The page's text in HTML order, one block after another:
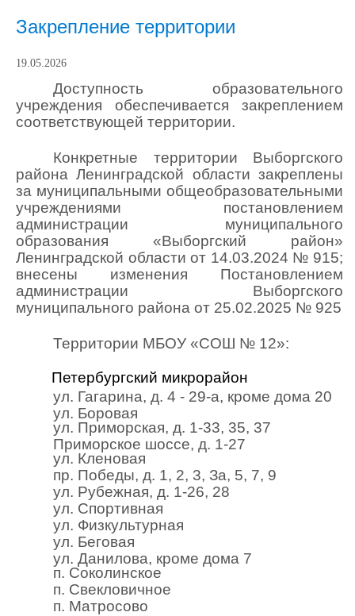
Закрепление территории
19.05.2026
Доступность образовательного
учреждения обеспечивается закреплением
соответствующей территории.
Конкретные территории Выборгского
района Ленинградской области закреплены
за муниципальными общеобразовательными
учреждениями постановлением
администрации муниципального
образования «Выборгский район»
Ленинградской области от 14.03.2024 № 915;
внесены изменения Постановлением
администрации Выборгского
муниципального района от 25.02.2025 № 925
Территории МБОУ «СОШ № 12»:
Петербургский микрорайон
ул. Гагарина, д. 4 - 29-а, кроме дома 20
ул. Боровая
ул. Приморская, д. 1-33, 35, 37
Приморское шоссе, д. 1-27
ул. Кленовая
пр. Победы, д. 1, 2, 3, За, 5, 7, 9
ул. Рубежная, д. 1-26, 28
ул. Спортивная
ул. Физкультурная
ул. Беговая
ул. Данилова, кроме дома 7
п. Соколинское
п. Свекловичное
п. Матросово